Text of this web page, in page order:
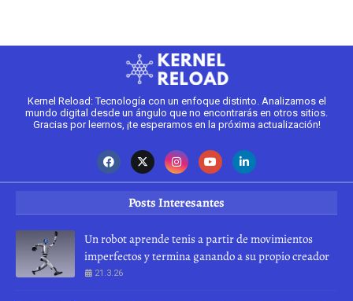
Kernel Reload: Tecnología con un enfoque distinto. Analizamos el
mundo digital desde un ángulo que no encontrarás en otros sitios.
Gracias por leernos, ¡te esperamos en la próxima actualización!
Posts Interesantes
Un robot aprende tenis a partir de movimientos
imperfectos y termina ganando a su propio creador
21.3.26